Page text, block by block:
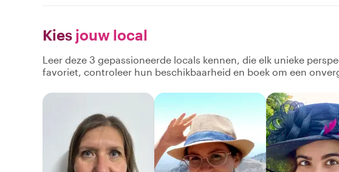
Kies jouw local
Leer deze 3 gepassioneerde locals kennen, die elk unieke
favoriet, controleer hun beschikbaarheid en boek om een